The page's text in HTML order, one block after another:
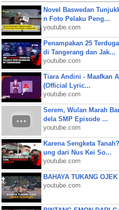
Novel Baswedan
n Foto Pelaku Peng...
youtube.com
Penampakan 25
di Tangerang dan Jak...
youtube.com
Tiara Andini - Maafkan
(Official Lyric...
youtube.com
Serem, Wulan Marah
dela SMP Episode ...
youtube.com
Karena Sengketa
ung dari Nus Kei So...
youtube.com
BAHAYA TUKANG
youtube.com